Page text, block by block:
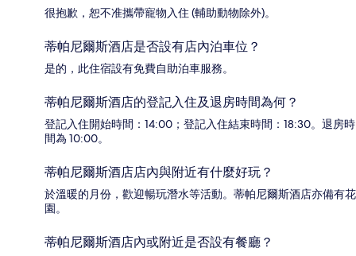
很抱歉，恕不准攜帶寵物入住 (輔助動物除外)。
蒂帕尼爾斯酒店是否設有店內泊車位？
是的，此住宿設有免費自助泊車服務。
蒂帕尼爾斯酒店的登記入住及退房時間為何？
登記入住開始時間：14:00；登記入住結束時間：18:30。退房時
間為 10:00。
蒂帕尼爾斯酒店店內與附近有什麼好玩？
於溫暖的月份，歡迎暢玩潛水等活動。蒂帕尼爾斯酒店亦備有花
園。
蒂帕尼爾斯酒店內或附近是否設有餐廳？